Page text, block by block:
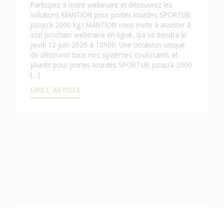
Participez à notre webinaire et découvrez les
solutions MANTION pour portes lourdes SPORTUB
jusqu’à 2000 kg ! MANTION vous invite à assister à
son prochain webinaire en ligne, qui se tiendra le
jeudi 12 juin 2025 à 10h00. Une occasion unique
de découvrir tous nos systèmes coulissants et
pliants pour portes lourdes SPORTUB jusqu’à 2000
[…]
LIRE L'ARTICLE